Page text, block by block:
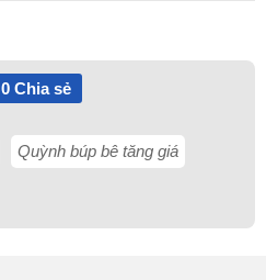
0Chia sẻ
Quỳnh búp bê tăng giá